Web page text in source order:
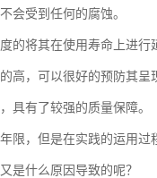
会受到任何的腐蚀。
的将其在使用寿命上进行
高，可以很好的预防其呈
具有了较强的质量保障。
限，但是在实践的运用
是什么原因导致的呢？